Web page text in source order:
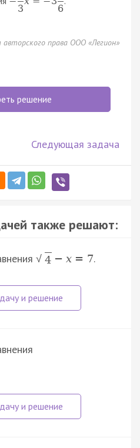
3
6
права ООО «Легион»
решение
Следующая задача
также решают:
√ 4 − x = 7.